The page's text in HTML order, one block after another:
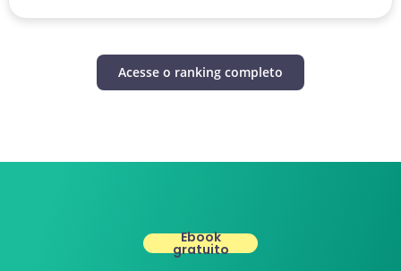
Acesse o ranking completo
Ebook
gratuito